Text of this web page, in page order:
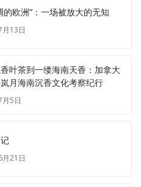
的欧洲”：一场被放大的无知
13日
叶茶到一缕海南天香：加拿大
月海南沉香文化考察纪行
5日
21日